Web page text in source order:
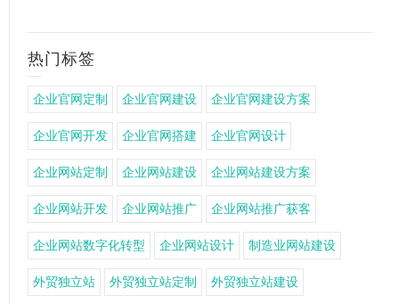
热门标签
企业官网定制 企业官网建设 企业官网建设方案
企业官网开发 企业官网搭建 企业官网设计
企业网站定制 企业网站建设 企业网站建设方案
企业网站开发 企业网站推广 企业网站推广获客
企业网站数字化转型 企业网站设计 制造业网站建设
外贸独立站 外贸独立站定制 外贸独立站建设